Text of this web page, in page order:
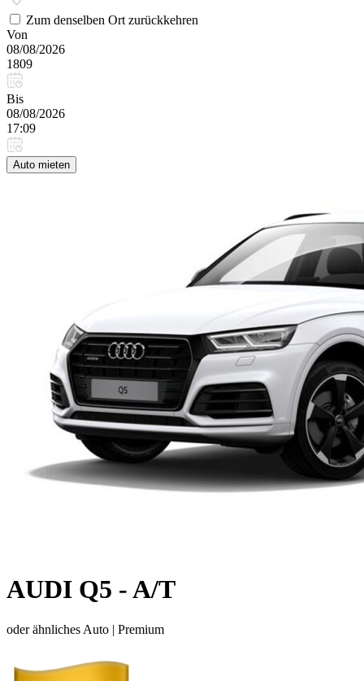
Zum denselben Ort zurückkehren
Von
08/08/2026
1809
Bis
08/08/2026
17:09
Auto mieten
AUDI Q5 - A/T
oder ähnliches Auto | Premium